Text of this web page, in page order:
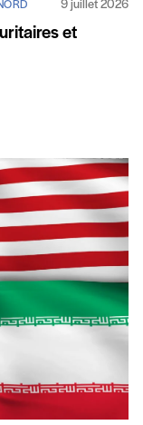
9 juillet 2026
et